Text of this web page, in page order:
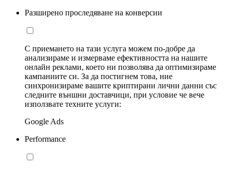
Разширено проследяване на конверсии
С приемането на тази услуга можем по-добре да
анализираме и измерваме ефективността на нашите
онлайн реклами, което ни позволява да оптимизираме
кампаниите си. За да постигнем това, ние
синхронизираме вашите криптирани лични данни със
следните външни доставчици, при условие че вече
използвате техните услуги:
Google Ads
Performance